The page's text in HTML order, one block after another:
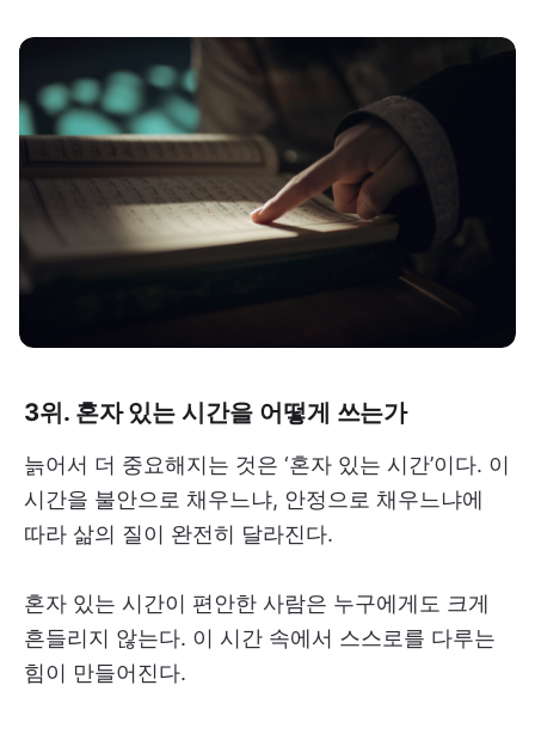
3위. 혼자 있는 시간을 어떻게 쓰는가
늙어서 더 중요해지는 것은 ‘혼자 있는 시간’이다. 이
시간을 불안으로 채우느냐, 안정으로 채우느냐에
따라 삶의 질이 완전히 달라진다.
혼자 있는 시간이 편안한 사람은 누구에게도 크게
흔들리지 않는다. 이 시간 속에서 스스로를 다루는
힘이 만들어진다.